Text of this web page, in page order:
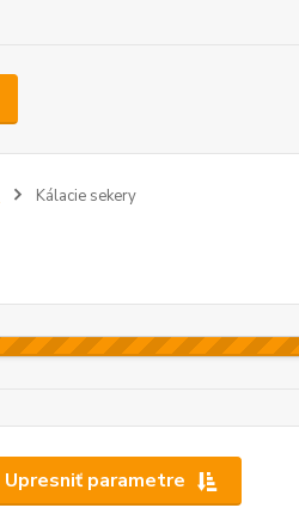
Kálacie sekery
Upresniť parametre